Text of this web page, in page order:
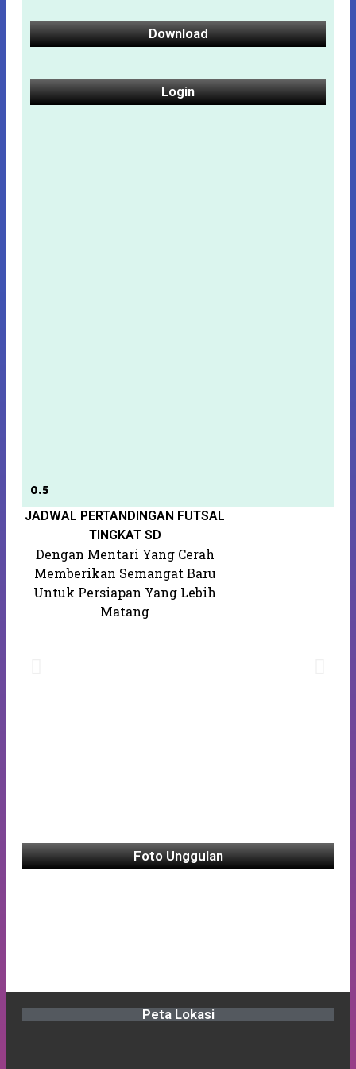
Download
Login
JADWAL PERTANDINGAN FUTSAL
TINGKAT SD
Dengan Mentari Yang Cerah
Memberikan Semangat Baru
Untuk Persiapan Yang Lebih
Matang
Foto Unggulan
Peta Lokasi